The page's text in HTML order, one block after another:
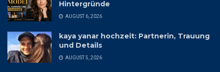
Hintergründe
AUGUST 6, 2026
kaya yanar hochzeit: Partnerin, Trauung
und Details
AUGUST 5, 2026